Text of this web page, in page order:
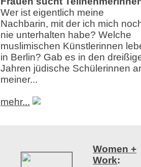
Wer ist eigentlich meine
Nachbarin, mit der ich mich
nie unterhalten habe? Welche
muslimischen Künstlerinnen
in Berlin? Gab es in den
Jahren jüdische Schülerinnen
meiner...
mehr...
Women +
Work: